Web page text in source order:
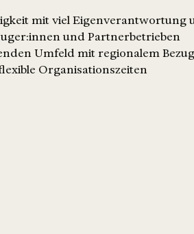
mit viel Eigenverantwortung
und Partnerbetrieben
Umfeld mit regionalem Bezug
Organisationszeiten